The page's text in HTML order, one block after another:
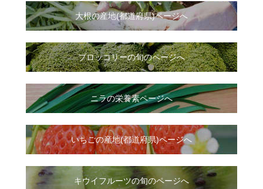
大根の産地(都道府県)ページへ
ブロッコリーの旬のページへ
ニラの栄養素ページへ
いちごの産地(都道府県)ページへ
キウイフルーツの旬のページへ